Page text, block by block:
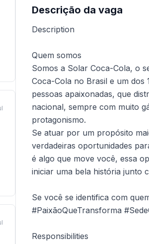
Descrição da vaga
Description
Quem somos
Somos a Solar Coca-Cola, o
Coca-Cola no Brasil e um dos
pessoas apaixonadas, que
nacional, sempre com muito
protagonismo.
Se atuar por um propósito
verdadeiras oportunidades
é algo que move você, essa
iniciar uma bela história junto
Se você se identifica com
#PaixãoQueTransforma
Responsibilities